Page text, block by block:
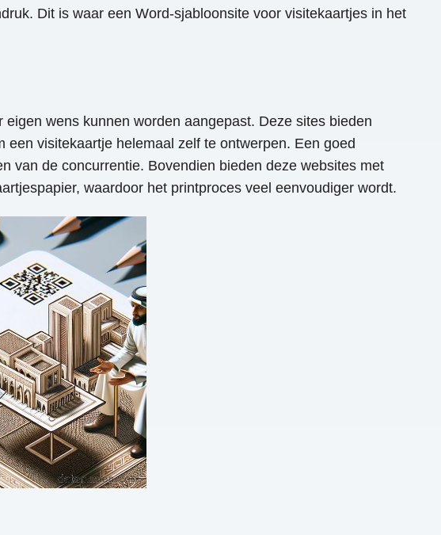
Dit is waar een Word-sjabloonsite voor visitekaartjes in het
wens kunnen worden aangepast. Deze sites bieden
​​visitekaartje helemaal zelf te ontwerpen. Een goed
van de concurrentie. Bovendien bieden deze websites met
waardoor het printproces veel eenvoudiger wordt.